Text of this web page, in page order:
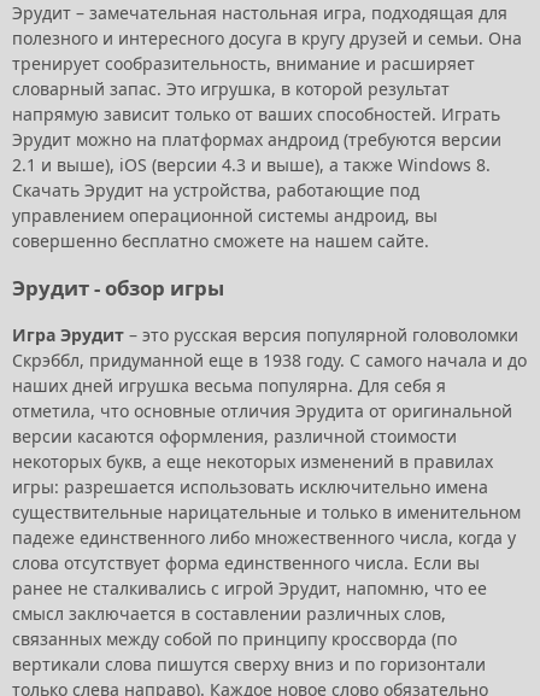
Эрудит – замечательная настольная игра, подходящая для
полезного и интересного досуга в кругу друзей и семьи. Она
тренирует сообразительность, внимание и расширяет
словарный запас. Это игрушка, в которой результат
напрямую зависит только от ваших способностей. Играть
Эрудит можно на платформах андроид (требуются версии
2.1 и выше), iOS (версии 4.3 и выше), а также Windows 8.
Скачать Эрудит на устройства, работающие под
управлением операционной системы андроид, вы
совершенно бесплатно сможете на нашем сайте.
Эрудит - обзор игры
Игра Эрудит – это русская версия популярной головоломки
Скрэббл, придуманной еще в 1938 году. С самого начала и до
наших дней игрушка весьма популярна. Для себя я
отметила, что основные отличия Эрудита от оригинальной
версии касаются оформления, различной стоимости
некоторых букв, а еще некоторых изменений в правилах
игры: разрешается использовать исключительно имена
существительные нарицательные и только в именительном
падеже единственного либо множественного числа, когда у
слова отсутствует форма единственного числа. Если вы
ранее не сталкивались с игрой Эрудит, напомню, что ее
смысл заключается в составлении различных слов,
связанных между собой по принципу кроссворда (по
вертикали слова пишутся сверху вниз и по горизонтали
только слева направо). Каждое новое слово обязательно